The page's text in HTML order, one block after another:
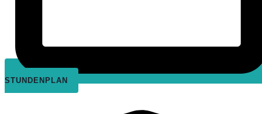
STUNDENPLAN